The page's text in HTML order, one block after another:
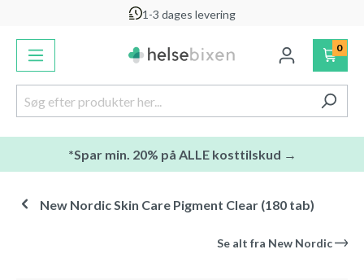
1-3 dages levering
0
*Spar min. 20% på ALLE kosttilskud →
New Nordic Skin Care Pigment Clear (180 tab)
Se alt fra New Nordic